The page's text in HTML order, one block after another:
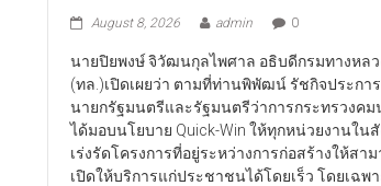
August 8, 2026 admin 0
นายปิยพงษ์ จิวัฒนกุลไพศาล อธิบดีกรมทางหลว
(ทล.)เปิดเผยว่า ตามที่ท่านพิพัฒน์ รัชกิจประการ
นายกรัฐมนตรีและรัฐมนตรีว่าการกระทรวงคม
ได้มอบนโยบาย Quick-Win ให้ทุกหน่วยงานใน
เร่งรัดโครงการที่อยู่ระหว่างการก่อสร้างให้สาม
เปิดให้บริการแก่ประชาชนได้โดยเร็ว โดยเฉพ